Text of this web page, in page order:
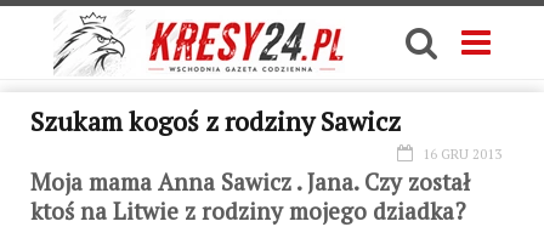
Szukam kogoś z rodziny Sawicz
16 GRU 2013
Moja mama Anna Sawicz . Jana. Czy został
ktoś na Litwie z rodziny mojego dziadka?